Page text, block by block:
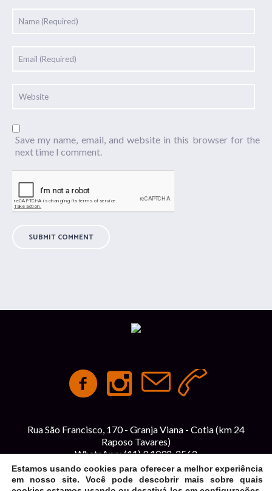
Save my name, email, and website in this browser for the
next time I comment.
Rua São Francisco, 170 - Granja Viana - Cotia (km 24
Raposo Tavares)
WhatsApp:(11) 9 1092-2562
contato@espacointegracao.com.br
Estamos usando cookies para oferecer a melhor experiência
em nosso site. Você pode descobrir mais sobre quais